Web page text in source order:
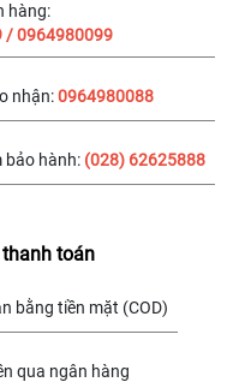
hàng:
/ 0964980099
nhận:0964980088
bảo hành: (028) 62625888
toán
bằng tiền mặt (COD)
qua ngân hàng